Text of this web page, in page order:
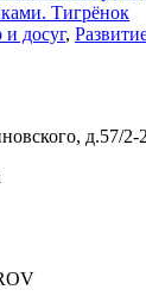
Тигрёнок
и досуг,
д.57/2-